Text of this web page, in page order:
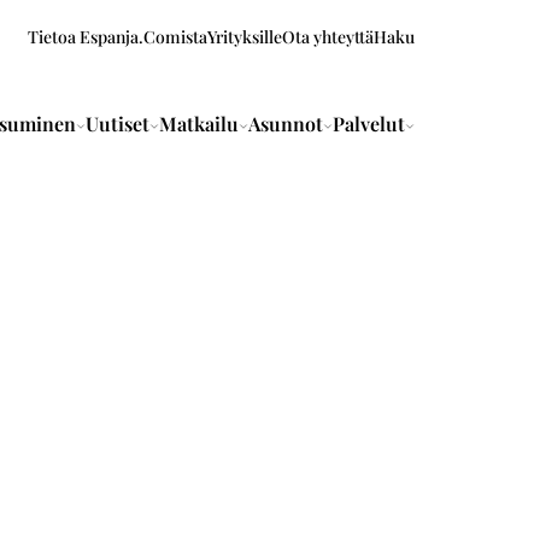
Tietoa Espanja.ComistaYrityksilleOta yhteyttäHaku
Uutiset Matkailu Asunnot Palvelut